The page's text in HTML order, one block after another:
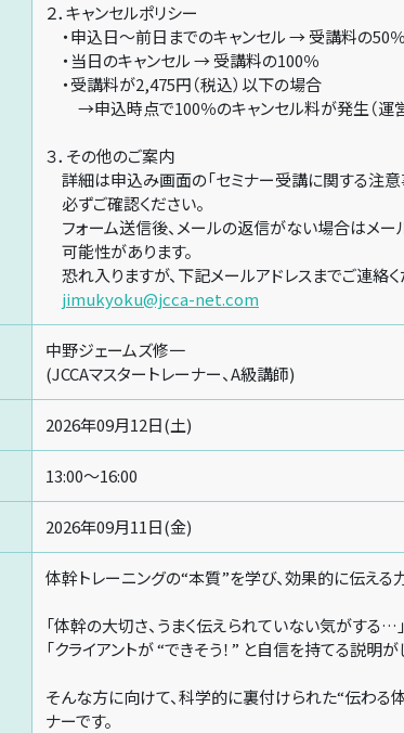
２．キャンセルポリシー
・申込日～前日までのキャンセル → 受講料の50％
・当日のキャンセル → 受講料の100％
・受講料が2,475円（税込）以下の場合
→申込時点で100％のキャンセル料が発生（運
３．その他のご案内
詳細は申込み画面の「セミナー受講に関する注意
必ずご確認ください。
フォーム送信後、メールの返信がない場合はメー
可能性があります。
恐れ入りますが、下記メールアドレスまでご連絡く
jimukyoku@jcca-net.com
中野ジェームズ修一
(JCCAマスタートレーナー、A級講師)
2026年09月12日(土)
13:00～16:00
2026年09月11日(金)
体幹トレーニングの“本質”を学び、効果的に伝える
「体幹の大切さ、うまく伝えられていない気がする…」
「クライアントが “できそう！” と自信を持てる説明が
そんな方に向けて、科学的に裏付けられた“伝わる
ナーです。